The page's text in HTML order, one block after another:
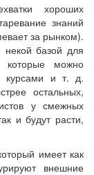
хороших
знаний
за рынком).
некой базой для
которые можно
курсами и т. д.
остальных,
у смежных
и будут расти,
имеет как
внешние